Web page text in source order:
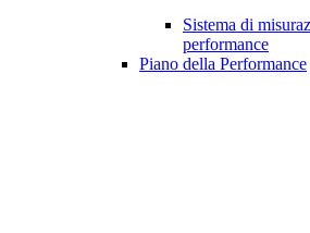
Sistema di
performance
Piano della Performance